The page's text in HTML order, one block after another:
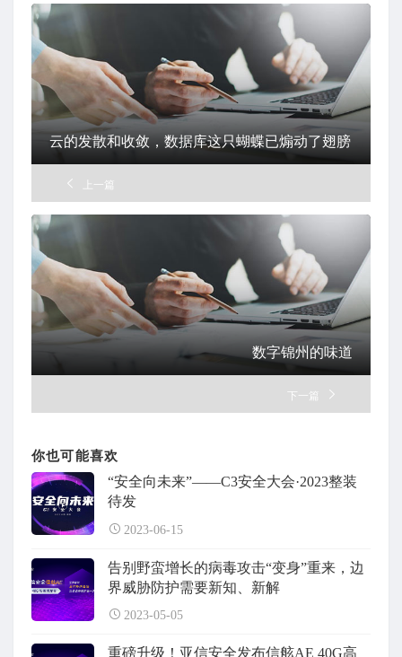
云的发散和收敛，数据库这只蝴蝶已煽动了翅膀
上一篇
数字锦州的味道
下一篇
你也可能喜欢
“安全向未来”——C3安全大会·2023整装
待发
2023-06-15
告别野蛮增长的病毒攻击“变身”重来，边
界威胁防护需要新知、新解
2023-05-05
重磅升级！亚信安全发布信舷AE 40G高